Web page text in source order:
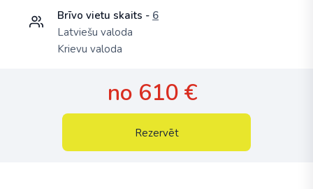
Brīvo vietu skaits - 6
Latviešu valoda
Krievu valoda
no 610 €
Rezervēt